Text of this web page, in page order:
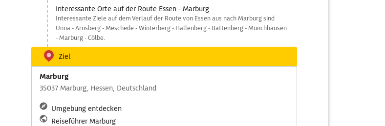
Interessante Orte auf der Route Essen - Marburg
Interessante Ziele auf dem Verlauf der Route von Essen aus nach Marburg sind
Unna - Arnsberg - Meschede - Winterberg - Hallenberg - Battenberg - Münchhausen
- Marburg - Cölbe.
Ziel
Marburg
35037 Marburg, Hessen, Deutschland
Umgebung entdecken
Reiseführer Marburg